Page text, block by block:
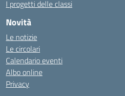
I progetti delle classi
Novità
Le notizie
Le circolari
Calendario eventi
Albo online
Privacy